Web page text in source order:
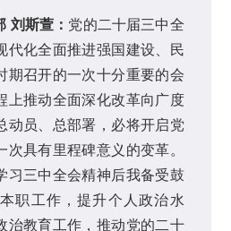
刘斯萱： 党的二十届三中全
代化全面推进强国建设、民
期召开的一次十分重要的会
上推动全面深化改革向广度
动员、总部署，必将开启党
具有里程碑意义的变革。
习三中全会精神后我备受鼓
职工作，提升个人政治水
治教育工作，推动党的二十